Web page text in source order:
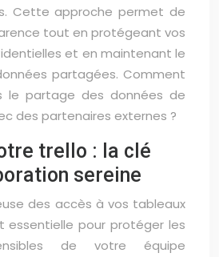
Cette approche permet de
tout en protégeant vos
et en maintenant le
partagées. Comment
le partage des données de
des partenaires externes ?
trello : la clé
sereine
des accès à vos tableaux
essentielle pour protéger les
de votre équipe